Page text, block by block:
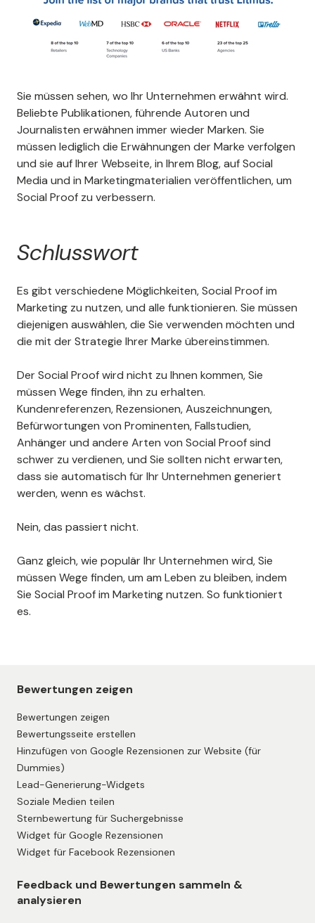
Sie müssen sehen, wo Ihr Unternehmen erwähnt wird.
Beliebte Publikationen, führende Autoren und
Journalisten erwähnen immer wieder Marken. Sie
müssen lediglich die Erwähnungen der Marke verfolgen
und sie auf Ihrer Webseite, in Ihrem Blog, auf Social
Media und in Marketingmaterialien veröffentlichen, um
Social Proof zu verbessern.
Schlusswort
Es gibt verschiedene Möglichkeiten, Social Proof im
Marketing zu nutzen, und alle funktionieren. Sie müssen
diejenigen auswählen, die Sie verwenden möchten und
die mit der Strategie Ihrer Marke übereinstimmen.
Der Social Proof wird nicht zu Ihnen kommen, Sie
müssen Wege finden, ihn zu erhalten.
Kundenreferenzen, Rezensionen, Auszeichnungen,
Befürwortungen von Prominenten, Fallstudien,
Anhänger und andere Arten von Social Proof sind
schwer zu verdienen, und Sie sollten nicht erwarten,
dass sie automatisch für Ihr Unternehmen generiert
werden, wenn es wächst.
Nein, das passiert nicht.
Ganz gleich, wie populär Ihr Unternehmen wird, Sie
müssen Wege finden, um am Leben zu bleiben, indem
Sie Social Proof im Marketing nutzen. So funktioniert
es.
Bewertungen zeigen
Bewertungen zeigen
Bewertungsseite erstellen
Hinzufügen von Google Rezensionen zur Website (für
Dummies)
Lead-Generierung-Widgets
Soziale Medien teilen
Sternbewertung für Suchergebnisse
Widget für Google Rezensionen
Widget für Facebook Rezensionen
Feedback und Bewertungen sammeln &
analysieren